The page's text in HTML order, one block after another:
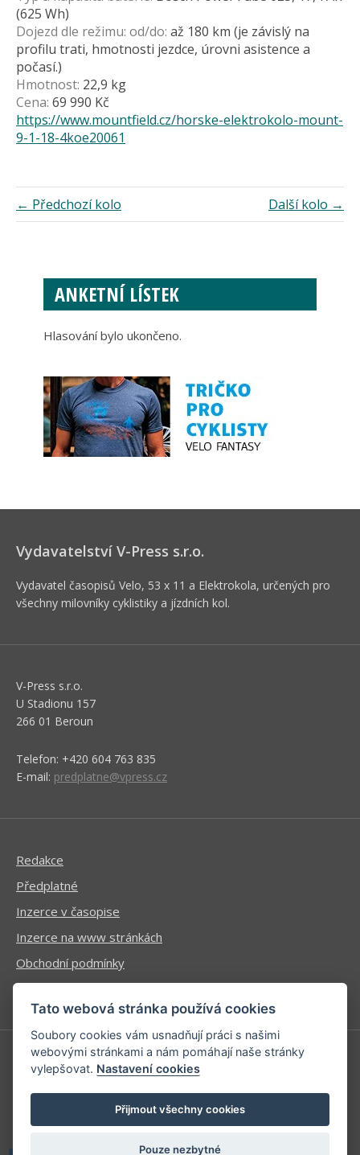
(625 Wh)
Dojezd dle režimu: od/do: až 180 km (je závislý na
profilu trati, hmotnosti jezdce, úrovni asistence a
počasí.)
Hmotnost: 22,9 kg
Cena: 69 990 Kč
https://www.mountfield.cz/horske-elektrokolo-mount-
9-1-18-4koe20061
← Předchozí kolo Další kolo →
ANKETNÍ LÍSTEK
Hlasování bylo ukončeno.
Vydavatelství V-Press s.r.o.
Vydavatel časopisů Velo, 53 x 11 a Elektrokola, určených pro
všechny milovníky cyklistiky a jízdních kol.
V-Press s.r.o.
U Stadionu 157
266 01 Beroun
Telefon: +420 604 763 835
E-mail: predplatne@vpress.cz
Redakce
Předplatné
Inzerce v časopise
Inzerce na www stránkách
Obchodní podmínky
Ochrana osobních údajů
Příhlášení | Registrace
Kontaktní informace
Mapa stránek
Tato webová stránka používá cookies
Soubory cookies vám usnadňují práci s našimi
webovými stránkami a nám pomáhají naše stránky
vylepšovat. Nastavení cookies
Přijmout všechny cookies
Pouze nezbytné